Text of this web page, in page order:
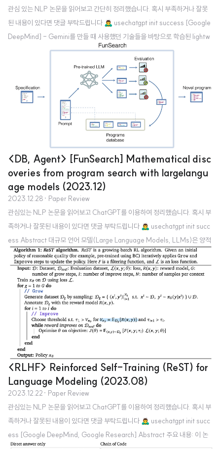
관심 있는 NLP 논문을 읽어보고 간단히 정리했습니다. 혹시 부족하거나 잘못
된 내용이 있다면 댓글 부탁드립니다 🙇‍♂️ usechatgpt init success [Google
DeepMind] - Gemini를 만들 때 사용했던 기술들을 바탕으로 학습된 lightw
eight & state-of-the art open models, Gemma를 공개 - language un
derstanding, reasoning, safety 등 벤치마크에서 뛰어난 퍼포먼스를 보임 -
2B & 7B 모델의 raw version과 instruction fine-tuned version을 공개 (2
T & 6T 토큰으로 학습) 출처 : https://storage.googleapis.com/deepmi
nd-media/gemm..
<DB, Agent> [FunSearch] Mathematical disc
overies from program search with largelangu
age models (2023.12)
2023.12.28 · Paper Review
관심있는 NLP 논문을 읽어보고 ChatGPT를 이용하여 정리했습니다. 혹시 부
족하거나 잘못된 내용이 있다면 댓글 부탁드립니다 🙇‍♂️ usechatgpt init succ
ess Abstract 대규모 언어 모델(Large Language Models, LLMs)은 양적
추론부터 자연어 이해에 이르기까지 복잡한 작업을 수행하는 능력을 보여주었
으나, 때때로 사실이 아닌 설득력 있는 진술(환각)을 만들어내는 문제가 있음.
현재 대규모 모델의 과학적 발견에서의 사용을 제한하는 이러한 문제를 해결하
기 위해, 사전 훈련된 LLM과 체계적인 평가자를 결합한 진화적 절차인 'FunSe
arch'를 소개함. FunSearch는 중요한 문제에서 최고의 결과를 뛰어넘는 효과
를 입증하며, 대규모 LLM 기반 접근법의 한계를 ..
<RLHF> Reinforced Self-Training (ReST) for
Language Modeling (2023.08)
2023.12.22 · Paper Review
관심있는 NLP 논문을 읽어보고 ChatGPT를 이용하여 정리했습니다. 혹시 부
족하거나 잘못된 내용이 있다면 댓글 부탁드립니다 🙇‍♂️ usechatgpt init succ
ess [Google DeepMind, Google Research] Abstract 주요 내용: 이 논